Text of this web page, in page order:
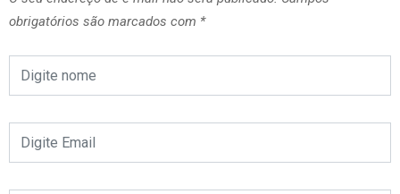
obrigatórios são marcados com *